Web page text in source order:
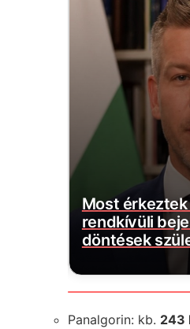
Most
rendkívüli
döntések
Panalgorin: kb. 243